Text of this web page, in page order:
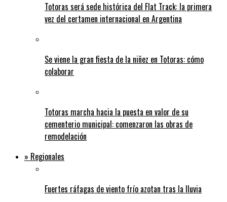
Totoras será sede histórica del Flat Track: la primera
vez del certamen internacional en Argentina
Se viene la gran fiesta de la niñez en Totoras: cómo
colaborar
Totoras marcha hacia la puesta en valor de su
cementerio municipal: comenzaron las obras de
remodelación
» Regionales
Fuertes ráfagas de viento frío azotan tras la lluvia